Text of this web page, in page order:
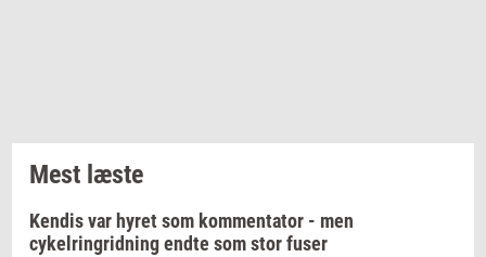
Mest læste
Kendis var hyret som kommentator - men
cykelringridning endte som stor fuser